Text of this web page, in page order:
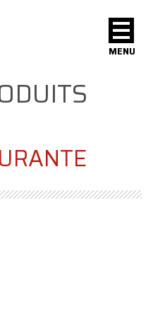
MENU